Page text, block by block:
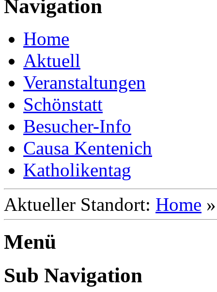
Navigation
Home
Aktuell
Veranstaltungen
Schönstatt
Besucher-Info
Causa Kentenich
Katholikentag
Aktueller Standort: Home
Menü
Sub Navigation